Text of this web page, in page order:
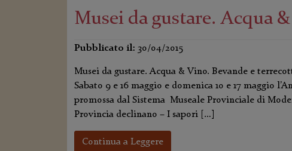
Musei da gustare. Acqua
Pubblicato il: 30/04/2015
Musei da gustare. Acqua & Vino. Bevande e
Sabato 9 e 16 maggio e domenica 10 e 17 maggio
promossa dal Sistema Museale Provinciale di
Provincia declinano – I sapori […]
Continua a Leggere